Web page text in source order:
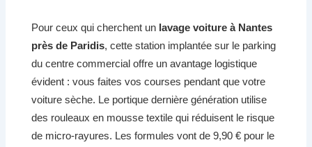
Pour ceux qui cherchent un lavage voiture à Nantes
près de Paridis, cette station implantée sur le parking
du centre commercial offre un avantage logistique
évident : vous faites vos courses pendant que votre
voiture sèche. Le portique dernière génération utilise
des rouleaux en mousse textile qui réduisent le risque
de micro-rayures. Les formules vont de 9,90 € pour le